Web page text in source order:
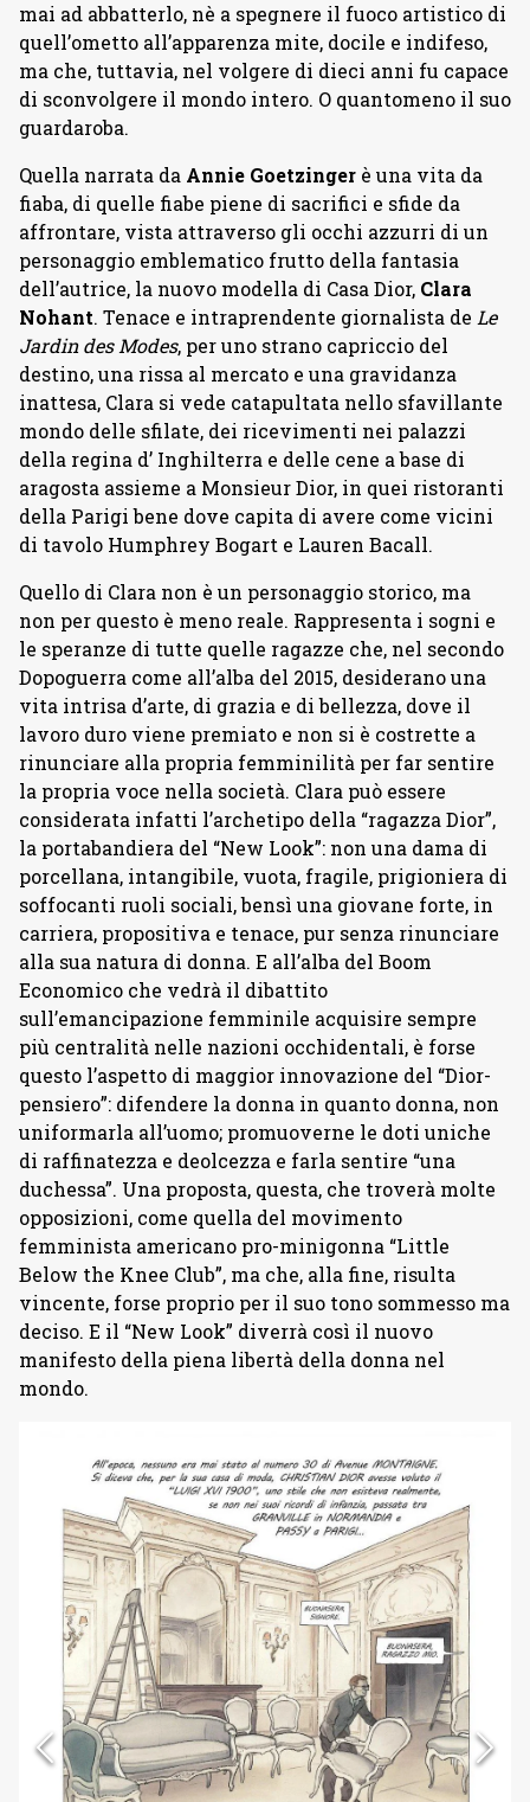
mai ad abbatterlo, nè a spegnere il fuoco artistico di
quell’ometto all’apparenza mite, docile e indifeso,
ma che, tuttavia, nel volgere di dieci anni fu capace
di sconvolgere il mondo intero. O quantomeno il suo
guardaroba.
Quella narrata da Annie Goetzinger è una vita da
fiaba, di quelle fiabe piene di sacrifici e sfide da
affrontare, vista attraverso gli occhi azzurri di un
personaggio emblematico frutto della fantasia
dell’autrice, la nuovo modella di Casa Dior, Clara
Nohant. Tenace e intraprendente giornalista de Le
Jardin des Modes, per uno strano capriccio del
destino, una rissa al mercato e una gravidanza
inattesa, Clara si vede catapultata nello sfavillante
mondo delle sfilate, dei ricevimenti nei palazzi
della regina d’ Inghilterra e delle cene a base di
aragosta assieme a Monsieur Dior, in quei ristoranti
della Parigi bene dove capita di avere come vicini
di tavolo Humphrey Bogart e Lauren Bacall.
Quello di Clara non è un personaggio storico, ma
non per questo è meno reale. Rappresenta i sogni e
le speranze di tutte quelle ragazze che, nel secondo
Dopoguerra come all’alba del 2015, desiderano una
vita intrisa d’arte, di grazia e di bellezza, dove il
lavoro duro viene premiato e non si è costrette a
rinunciare alla propria femminilità per far sentire
la propria voce nella società. Clara può essere
considerata infatti l’archetipo della “ragazza Dior”,
la portabandiera del “New Look”: non una dama di
porcellana, intangibile, vuota, fragile, prigioniera di
soffocanti ruoli sociali, bensì una giovane forte, in
carriera, propositiva e tenace, pur senza rinunciare
alla sua natura di donna. E all’alba del Boom
Economico che vedrà il dibattito
sull’emancipazione femminile acquisire sempre
più centralità nelle nazioni occhidentali, è forse
questo l’aspetto di maggior innovazione del “Dior-
pensiero”: difendere la donna in quanto donna, non
uniformarla all’uomo; promuoverne le doti uniche
di raffinatezza e deolcezza e farla sentire “una
duchessa”. Una proposta, questa, che troverà molte
opposizioni, come quella del movimento
femminista americano pro-minigonna “Little
Below the Knee Club”, ma che, alla fine, risulta
vincente, forse proprio per il suo tono sommesso ma
deciso. E il “New Look” diverrà così il nuovo
manifesto della piena libertà della donna nel
mondo.